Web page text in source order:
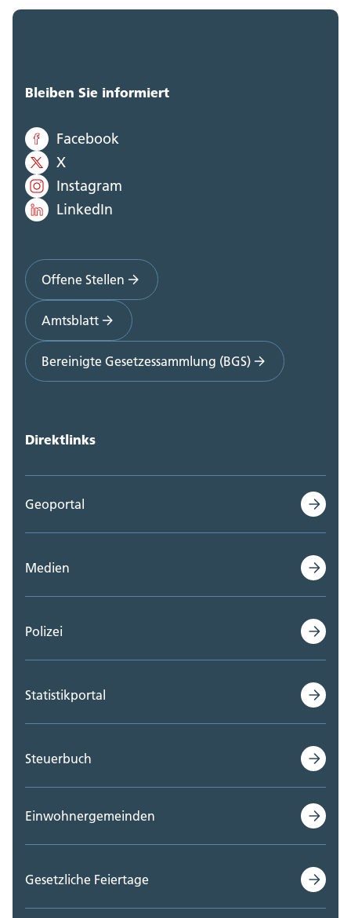
Bleiben Sie informiert
Facebook
X
Instagram
LinkedIn
Offene Stellen
Amtsblatt
Bereinigte Gesetzessammlung (BGS)
Direktlinks
Geoportal
Medien
Polizei
Statistikportal
Steuerbuch
Einwohnergemeinden
Gesetzliche Feiertage